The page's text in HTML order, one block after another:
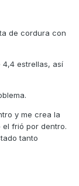
de cordura con
4,4 estrellas, así
y me crea la
frió por dentro.
tanto